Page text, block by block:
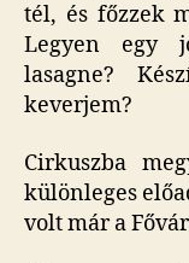
tél, és főzzek
Legyen egy
lasagne?
keverjem?
Cirkuszba
különleges
volt már a